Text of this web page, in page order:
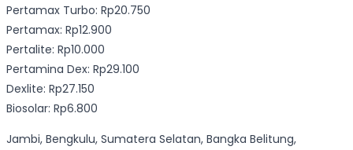
Pertamax Turbo: Rp20.750
Pertamax: Rp12.900
Pertalite: Rp10.000
Pertamina Dex: Rp29.100
Dexlite: Rp27.150
Biosolar: Rp6.800
Jambi, Bengkulu, Sumatera Selatan, Bangka Belitung,